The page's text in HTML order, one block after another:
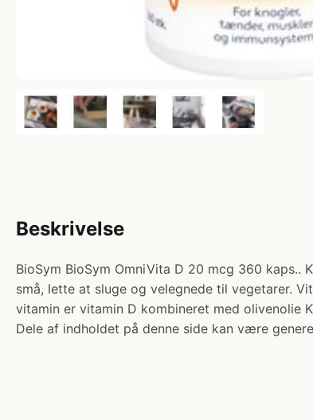
Beskrivelse
BioSym BioSym OmniVita D 20 mcg 360 kaps..
små, lette at sluge og velegnede til vegetarer.
vitamin er vitamin D kombineret med olivenolie
Dele af indholdet på denne side kan være